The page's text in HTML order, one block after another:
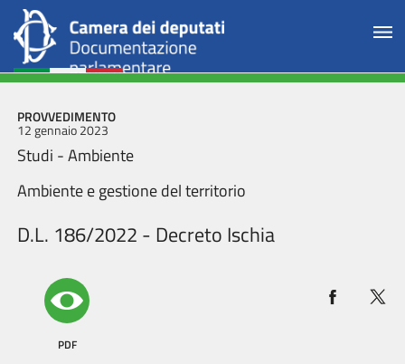
PROVVEDIMENTO
12 gennaio 2023
Studi - Ambiente
Ambiente e gestione del territorio
D.L. 186/2022 - Decreto Ischia
PDF